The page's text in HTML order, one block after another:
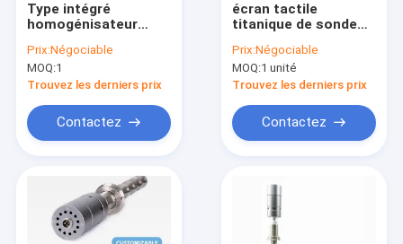
Nouvelles
Cas
Transducteur de soudure ultrasonore
Convertisseur ultrasonique
Type intégré
homogénisateur
750W avec la boîte
insonorisée
Prix:Négociable
MOQ:1
Trouvez les derniers prix
Contactez
écran tactile
titanique de sonde
ultrasonique de
homogénisateur de
20kHz 1000W
Prix:Négociable
MOQ:1 unité
Trouvez les derniers prix
Contactez